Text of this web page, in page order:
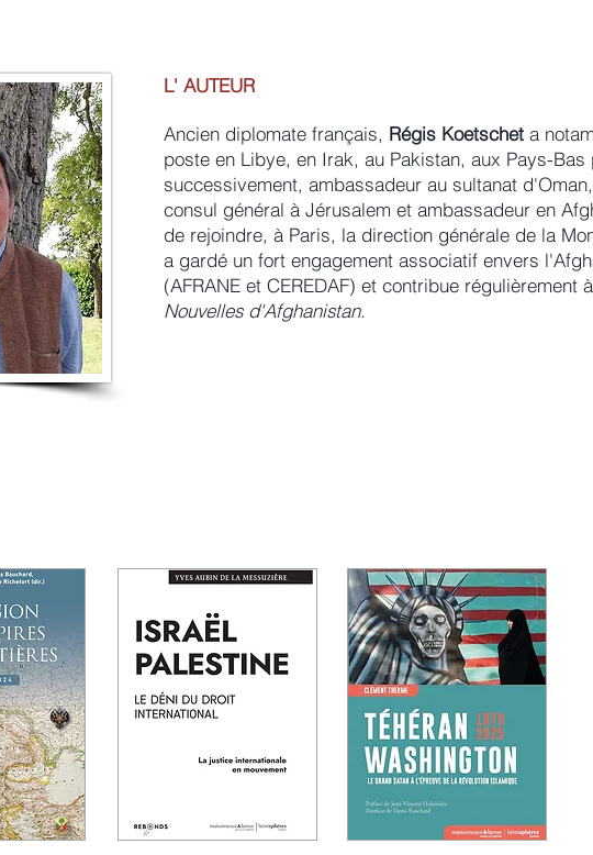
L' AUTEUR
Ancien diplomate français, Régis Koetschet a
poste en Libye, en Irak, au Pakistan, aux Pays-Bas
successivement, ambassadeur au sultanat
consul général à Jérusalem et ambassadeur en
de rejoindre, à Paris, la direction générale de la
a gardé un fort engagement associatif envers
(AFRANE et CEREDAF) et contribue régulièrement
Nouvelles d'Afghanistan.